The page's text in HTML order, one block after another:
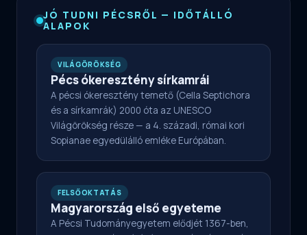
JÓ TUDNI PÉCSRŐL — IDŐTÁLLÓ
ALAPOK
VILÁGÖRÖKSÉG
Pécs ókeresztény sírkamrái
A pécsi ókeresztény temető (Cella Septichora
és a sírkamrák) 2000 óta az UNESCO
Világörökség része — a 4. századi, római kori
Sopianae egyedülálló emléke Európában.
FELSŐOKTATÁS
Magyarország első egyeteme
A Pécsi Tudományegyetem elődjét 1367-ben,